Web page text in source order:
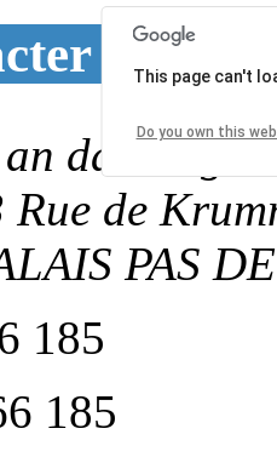
Rue de
PAS
185
185
This page can't
Do you own this